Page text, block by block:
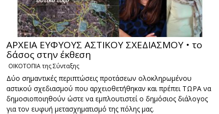
ΑΡΧΕΙΑ ΕΥΦΥΟΥΣ ΑΣΤΙΚΟΥ ΣΧΕΔΙΑΣΜΟΥ • το
δάσος στην έκθεση
ΟΙΚΟΤΟΠΙΑ της Σύνταξης
Δύο σημαντικές περιπτώσεις προτάσεων ολοκληρωμένου
αστικού σχεδιασμού που αρχειοθετήθηκαν και πρέπει ΤΩΡΑ να
δημοσιοποιηθούν ώστε να εμπλουτιστεί ο δημόσιος διάλογος
για τον ευφυή μετασχηματισμό της πόλης μας.